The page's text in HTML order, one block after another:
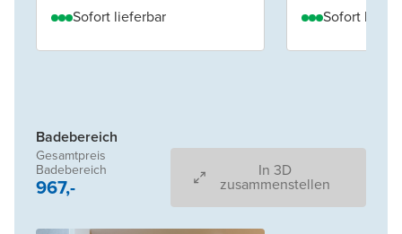
Sofort lieferbar Sofort
Badebereich
Gesamtpreis
Badebereich
967,-
In 3D
zusammenstellen